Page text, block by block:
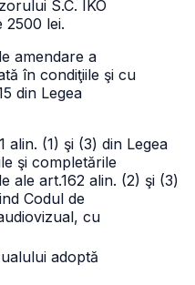
S.C. IKO
2500 lei.
amendare a
în condiţiile şi cu
din Legea
(1) şi (3) din Legea
şi completările
ale art.162 alin. (2) şi (3)
Codul de
cu
adoptă